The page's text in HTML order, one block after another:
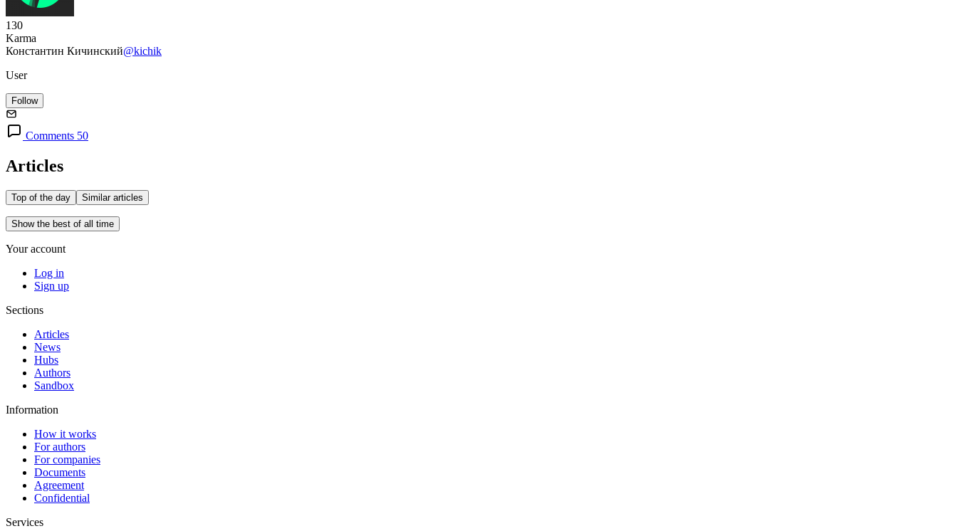
130
Karma
Константин Кичинский@kichik
User
Follow
Comments 50
Articles
Top of the day Similar articles
Show the best of all time
Your account
Log in
Sign up
Sections
Articles
News
Hubs
Authors
Sandbox
Information
How it works
For authors
For companies
Documents
Agreement
Confidential
Services